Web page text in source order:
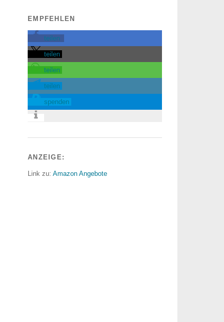
EMPFEHLEN
teilen
teilen
teilen
teilen
spenden
ANZEIGE:
Link zu: Amazon Angebote